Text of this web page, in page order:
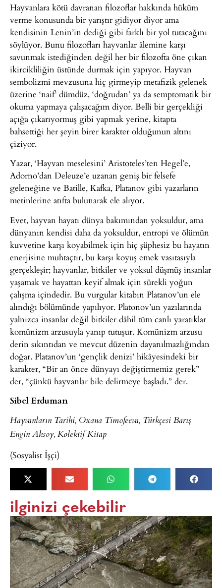
Hayvanlara kötü davranan filozoflar hakkında hüküm
verme konusunda bir yarıştır gidiyor diyor ama
kendisinin Lenin’in dediği gibi farklı bir yol tutacağını
söylüyor. Bunu filozofları hayvanlar âlemine karşı
savunmak istediğinden değil her bir filozofta öne çıkan
ikircikliliğin üstünde durmak için yapıyor. Hayvan
sembolizmi mevzusuna hiç girmeyip metafizik gelenek
üzerine ‘naif’ dümdüz, ‘doğrudan’ ya da semptomatik bir
okuma yapmaya çalışacağım diyor. Belli bir gerçekliği
açığa çıkarıyormuş gibi yapmak yerine, kitapta
bahsettiği her şeyin birer karakter olduğunun altını
çiziyor.
Yazar, ‘Hayvan meselesini’ Aristoteles’ten Hegel’e,
Adorno’dan Deleuze’e uzanan geniş bir felsefe
geleneğine ve Batille, Kafka, Platanov gibi yazarların
metinlerine atıfta bulunarak ele alıyor.
Evet, hayvan hayatı dünya bakımından yoksuldur, ama
dünyanın kendisi daha da yoksuldur, entropi ve ölümün
kuvvetine karşı koyabilmek için hiç şüphesiz bu hayatın
enerjisine muhtaçtır, bu karşı koyuş emek vasıtasıyla
gerçekleşir; hayvanlar, bitkiler ve yoksul düşmüş insanlar
yaşamak ve hayattan keyif almak için sürekli yoğun
çalışma içindedir. Bu vurgular kitabın Platanov’un ele
alındığı bölümünde yapılıyor. Platonov’un yazılarında
yalnızca insanlar değil bitkiler dâhil tüm canlı yaratıklar
komünizm arzusuyla yanıp tutuşur. Komünizm arzusu
derin sıkıntıdan ve mevcut düzenin dayanılmazlığından
doğar. Platanov’un ‘gençlik denizi’ hikâyesindeki bir
karakter, “Bir an önce dünyayı değiştirmemiz gerek”
der, “çünkü hayvanlar bile delirmeye başladı.” der.
Sibel Erduman
Hayvanların Tarihi, Oxana Timofeeva, Türkçesi Barış
Engin Aksoy, Kolektif Kitap
(Sosyalist İşçi)
ilginizi çekebilir